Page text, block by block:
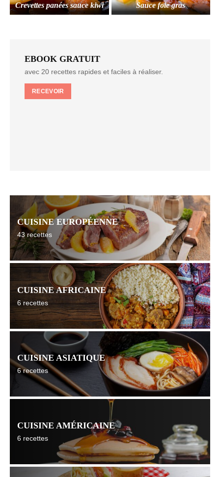
Crevettes panées sauce kiwi Sauce foie gras
EBOOK GRATUIT
avec 20 recettes rapides et faciles à réaliser.
RECEVOIR
CUISINE EUROPÉENNE
43 recettes
CUISINE AFRICAINE
6 recettes
CUISINE ASIATIQUE
6 recettes
CUISINE AMÉRICAINE
6 recettes